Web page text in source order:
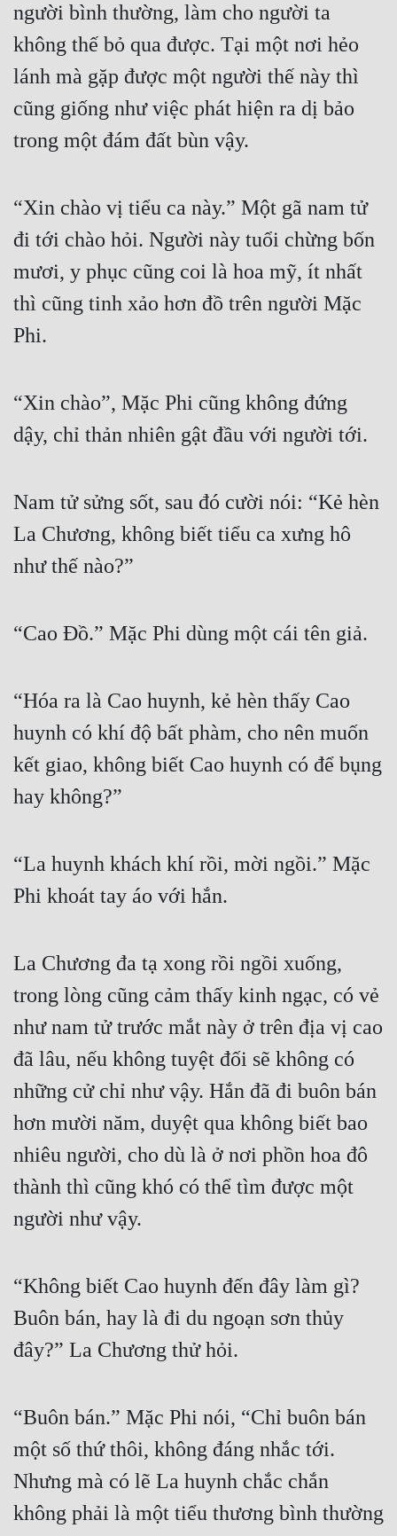
người bình thường, làm cho người ta
không thế bỏ qua được. Tại một nơi hẻo
lánh mà gặp được một người thế này thì
cũng giống như việc phát hiện ra dị bảo
trong một đám đất bùn vậy.
“Xin chào vị tiểu ca này.” Một gã nam tử
đi tới chào hỏi. Người này tuổi chừng bốn
mươi, y phục cũng coi là hoa mỹ, ít nhất
thì cũng tinh xảo hơn đồ trên người Mặc
Phi.
“Xin chào”, Mặc Phi cũng không đứng
dậy, chỉ thản nhiên gật đầu với người tới.
Nam tử sửng sốt, sau đó cười nói: “Kẻ hèn
La Chương, không biết tiểu ca xưng hô
như thế nào?”
“Cao Đồ.” Mặc Phi dùng một cái tên giả.
“Hóa ra là Cao huynh, kẻ hèn thấy Cao
huynh có khí độ bất phàm, cho nên muốn
kết giao, không biết Cao huynh có để bụng
hay không?”
“La huynh khách khí rồi, mời ngồi.” Mặc
Phi khoát tay áo với hắn.
La Chương đa tạ xong rồi ngồi xuống,
trong lòng cũng cảm thấy kinh ngạc, có vẻ
như nam tử trước mắt này ở trên địa vị cao
đã lâu, nếu không tuyệt đối sẽ không có
những cử chỉ như vậy. Hắn đã đi buôn bán
hơn mười năm, duyệt qua không biết bao
nhiêu người, cho dù là ở nơi phồn hoa đô
thành thì cũng khó có thể tìm được một
người như vậy.
“Không biết Cao huynh đến đây làm gì?
Buôn bán, hay là đi du ngoạn sơn thủy
đây?” La Chương thử hỏi.
“Buôn bán.” Mặc Phi nói, “Chỉ buôn bán
một số thứ thôi, không đáng nhắc tới.
Nhưng mà có lẽ La huynh chắc chắn
không phải là một tiểu thương bình thường